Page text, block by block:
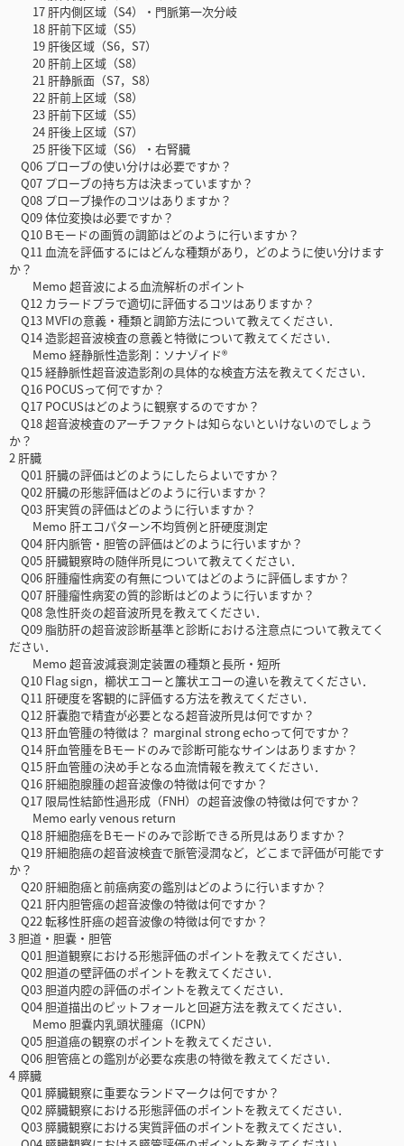
17 肝内側区域（S4）・門脈第一次分岐
18 肝前下区域（S5）
19 肝後区域（S6，S7）
20 肝前上区域（S8）
21 肝静脈面（S7，S8）
22 肝前上区域（S8）
23 肝前下区域（S5）
24 肝後上区域（S7）
25 肝後下区域（S6）・右腎臓
Q06 プローブの使い分けは必要ですか？
Q07 プローブの持ち方は決まっていますか？
Q08 プローブ操作のコツはありますか？
Q09 体位変換は必要ですか？
Q10 Bモードの画質の調節はどのように行いますか？
Q11 血流を評価するにはどんな種類があり，どのように使い分けます
か？
Memo 超音波による血流解析のポイント
Q12 カラードプラで適切に評価するコツはありますか？
Q13 MVFIの意義・種類と調節方法について教えてください．
Q14 造影超音波検査の意義と特徴について教えてください．
Memo 経静脈性造影剤：ソナゾイド®
Q15 経静脈性超音波造影剤の具体的な検査方法を教えてください．
Q16 POCUSって何ですか？
Q17 POCUSはどのように観察するのですか？
Q18 超音波検査のアーチファクトは知らないといけないのでしょう
か？
2 肝臓
Q01 肝臓の評価はどのようにしたらよいですか？
Q02 肝臓の形態評価はどのように行いますか？
Q03 肝実質の評価はどのように行いますか？
Memo 肝エコパターン不均質例と肝硬度測定
Q04 肝内脈管・胆管の評価はどのように行いますか？
Q05 肝臓観察時の随伴所見について教えてください．
Q06 肝腫瘤性病変の有無についてはどのように評価しますか？
Q07 肝腫瘤性病変の質的診断はどのように行いますか？
Q08 急性肝炎の超音波所見を教えてください．
Q09 脂肪肝の超音波診断基準と診断における注意点について教えてく
ださい．
Memo 超音波減衰測定装置の種類と長所・短所
Q10 Flag sign，櫛状エコーと簾状エコーの違いを教えてください．
Q11 肝硬度を客観的に評価する方法を教えてください．
Q12 肝嚢胞で精査が必要となる超音波所見は何ですか？
Q13 肝血管腫の特徴は？ marginal strong echoって何ですか？
Q14 肝血管腫をBモードのみで診断可能なサインはありますか？
Q15 肝血管腫の決め手となる血流情報を教えてください．
Q16 肝細胞腺腫の超音波像の特徴は何ですか？
Q17 限局性結節性過形成（FNH）の超音波像の特徴は何ですか？
Memo early venous return
Q18 肝細胞癌をBモードのみで診断できる所見はありますか？
Q19 肝細胞癌の超音波検査で脈管浸潤など，どこまで評価が可能です
か？
Q20 肝細胞癌と前癌病変の鑑別はどのように行いますか？
Q21 肝内胆管癌の超音波像の特徴は何ですか？
Q22 転移性肝癌の超音波像の特徴は何ですか？
3 胆道・胆嚢・胆管
Q01 胆道観察における形態評価のポイントを教えてください．
Q02 胆道の壁評価のポイントを教えてください．
Q03 胆道内腔の評価のポイントを教えてください．
Q04 胆道描出のピットフォールと回避方法を教えてください．
Memo 胆嚢内乳頭状腫瘍（ICPN）
Q05 胆道癌の観察のポイントを教えてください．
Q06 胆管癌との鑑別が必要な疾患の特徴を教えてください．
4 膵臓
Q01 膵臓観察に重要なランドマークは何ですか？
Q02 膵臓観察における形態評価のポイントを教えてください．
Q03 膵臓観察における実質評価のポイントを教えてください．